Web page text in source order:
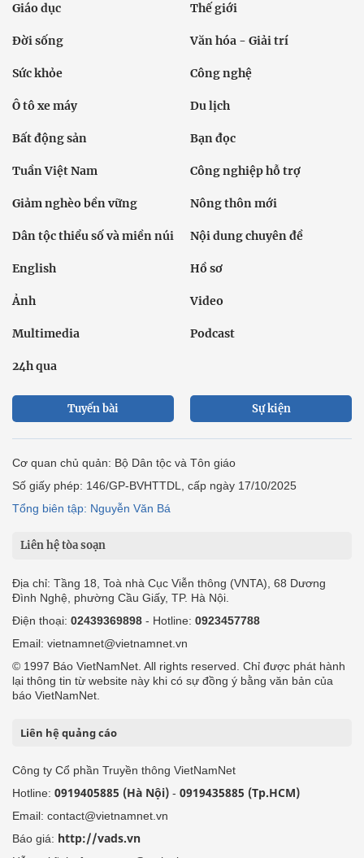
Giáo dục Thế giới
Đời sống Văn hóa - Giải trí
Sức khỏe Công nghệ
Ô tô xe máy Du lịch
Bất động sản Bạn đọc
Tuần Việt Nam Công nghiệp hỗ trợ
Giảm nghèo bền vững Nông thôn mới
Dân tộc thiểu số và miền núi Nội dung chuyên đề
English Hồ sơ
Ảnh Video
Multimedia Podcast
24h qua
Tuyến bài Sự kiện
Cơ quan chủ quản: Bộ Dân tộc và Tôn giáo
Số giấy phép: 146/GP-BVHTTDL, cấp ngày 17/10/2025
Tổng biên tập: Nguyễn Văn Bá
Liên hệ tòa soạn
Địa chỉ: Tầng 18, Toà nhà Cục Viễn thông (VNTA), 68 Dương
Đình Nghệ, phường Cầu Giấy, TP. Hà Nội.
Điện thoại: 02439369898 - Hotline: 0923457788
Email: vietnamnet@vietnamnet.vn
© 1997 Báo VietNamNet. All rights reserved. Chỉ được phát hành
lại thông tin từ website này khi có sự đồng ý bằng văn bản của
báo VietNamNet.
Liên hệ quảng cáo
Công ty Cổ phần Truyền thông VietNamNet
Hotline: 0919405885 (Hà Nội) - 0919435885 (Tp.HCM)
Email: contact@vietnamnet.vn
Báo giá: http://vads.vn